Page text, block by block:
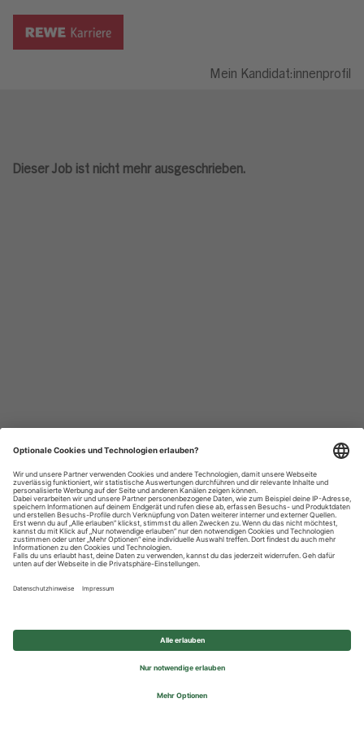
Mein Kandidat:innenprofil
Dieser Job ist nicht mehr ausgeschrieben.
Datenschutzhinweise
Impressum
Privatsphäre-Einstellungen
© 2026 REWE Group - All rights reserved